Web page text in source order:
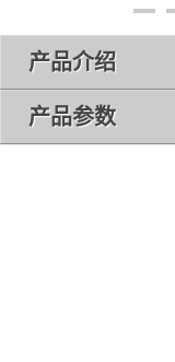
产品介绍
产品参数